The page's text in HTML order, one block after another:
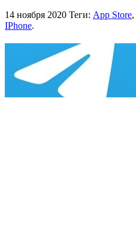
14 ноября 2020 Теги: App Store,
IPhone.